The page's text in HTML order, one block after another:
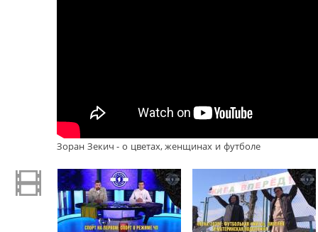
Зоран Зекич - о цветах, женщинах и футболе